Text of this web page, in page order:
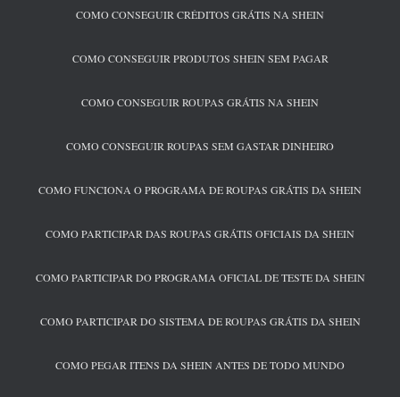
COMO CONSEGUIR CRÉDITOS GRÁTIS NA SHEIN
COMO CONSEGUIR PRODUTOS SHEIN SEM PAGAR
COMO CONSEGUIR ROUPAS GRÁTIS NA SHEIN
COMO CONSEGUIR ROUPAS SEM GASTAR DINHEIRO
COMO FUNCIONA O PROGRAMA DE ROUPAS GRÁTIS DA SHEIN
COMO PARTICIPAR DAS ROUPAS GRÁTIS OFICIAIS DA SHEIN
COMO PARTICIPAR DO PROGRAMA OFICIAL DE TESTE DA SHEIN
COMO PARTICIPAR DO SISTEMA DE ROUPAS GRÁTIS DA SHEIN
COMO PEGAR ITENS DA SHEIN ANTES DE TODO MUNDO